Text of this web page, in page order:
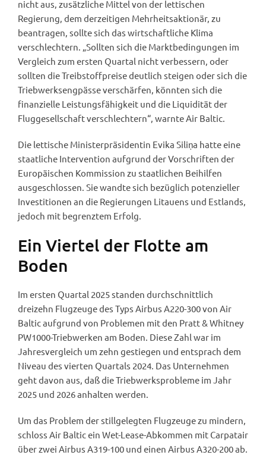
nicht aus, zusätzliche Mittel von der lettischen
Regierung, dem derzeitigen Mehrheitsaktionär, zu
beantragen, sollte sich das wirtschaftliche Klima
verschlechtern. „Sollten sich die Marktbedingungen im
Vergleich zum ersten Quartal nicht verbessern, oder
sollten die Treibstoffpreise deutlich steigen oder sich die
Triebwerksengpässe verschärfen, könnten sich die
finanzielle Leistungsfähigkeit und die Liquidität der
Fluggesellschaft verschlechtern“, warnte Air Baltic.
Die lettische Ministerpräsidentin Evika Siliņa hatte eine
staatliche Intervention aufgrund der Vorschriften der
Europäischen Kommission zu staatlichen Beihilfen
ausgeschlossen. Sie wandte sich bezüglich potenzieller
Investitionen an die Regierungen Litauens und Estlands,
jedoch mit begrenztem Erfolg.
Ein Viertel der Flotte am
Boden
Im ersten Quartal 2025 standen durchschnittlich
dreizehn Flugzeuge des Typs Airbus A220-300 von Air
Baltic aufgrund von Problemen mit den Pratt & Whitney
PW1000-Triebwerken am Boden. Diese Zahl war im
Jahresvergleich um zehn gestiegen und entsprach dem
Niveau des vierten Quartals 2024. Das Unternehmen
geht davon aus, daß die Triebwerksprobleme im Jahr
2025 und 2026 anhalten werden.
Um das Problem der stillgelegten Flugzeuge zu mindern,
schloss Air Baltic ein Wet-Lease-Abkommen mit Carpatair
über zwei Airbus A319-100 und einen Airbus A320-200 ab.